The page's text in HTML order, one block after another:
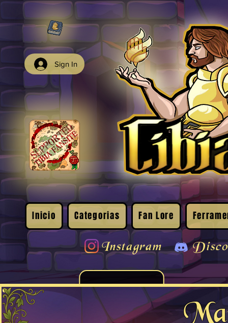
Sign In
Inicio Categorias Fan Lore
Instagram